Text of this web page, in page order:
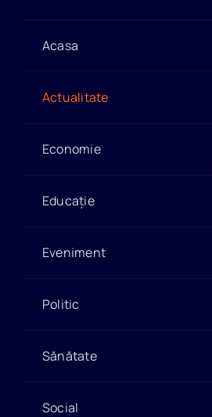
Acasa
Actualitate
Economie
Educație
Eveniment
Politic
Sănătate
Social